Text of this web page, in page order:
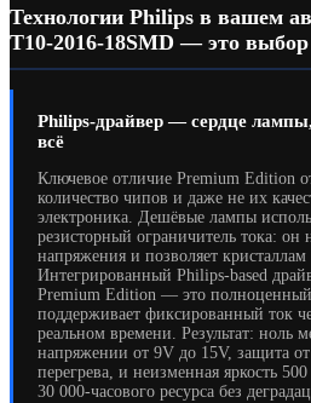
Технологии Philips в вашем
T10-2016-18SMD — это
Philips-драйвер — сердце
всё
Ключевое отличие Premium Edition
количество чипов и даже не их
электроника. Дешёвые лампы
резисторный ограничитель тока: он
напряжения и позволяет кристаллам
Интегрированный Philips-based
Premium Edition — это полноценный
поддерживает фиксированный ток
реальном времени. Результат: ноль
напряжении от 9V до 15V, защита
перегрева, и неизменная яркость
30 000-часового ресурса без